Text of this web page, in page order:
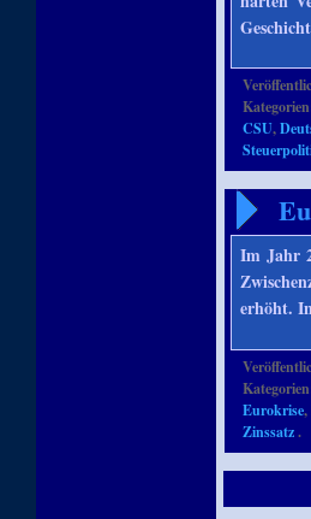
CSU,
Im Jahr
erhöht.
Eurokrise,
Zinssatz.